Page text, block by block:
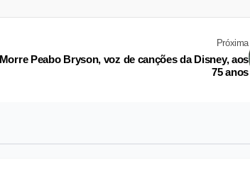
Próxima
Morre Peabo Bryson, voz de canções da Disney, aos
75 anos